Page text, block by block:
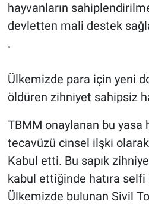
hayvanların
devletten mali destek
.
Ülkemizde para için yeni
öldüren zihniyet sahipsiz
TBMM onaylanan bu yasa
tecavüzü cinsel ilşki olarak
Kabul etti. Bu sapık
kabul ettiğinde hatıra selfi
Ülkemizde bulunan Sivil